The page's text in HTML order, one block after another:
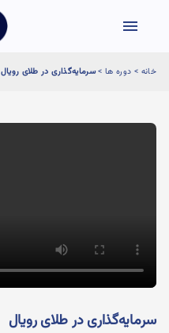
menu
خانه > دوره ها>سرمایه‌گذاری در طلای رویال
سرمایه‌گذاری در طلای رویال